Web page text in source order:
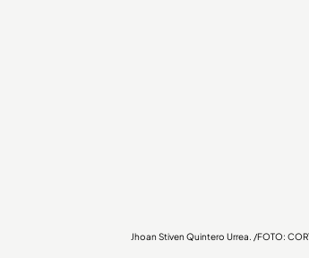
Jhoan Stiven Quintero Urrea. /FOTO: